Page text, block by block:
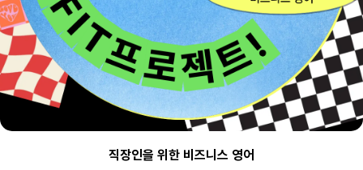
직장인을 위한 비즈니스 영어